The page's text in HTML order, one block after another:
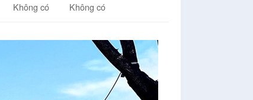
Không có Không có